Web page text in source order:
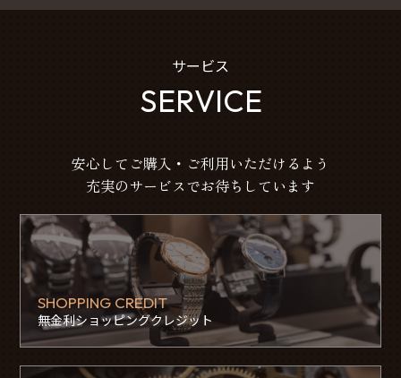
サービス
SERVICE
安心してご購入・ご利用いただけるよう
充実のサービスでお待ちしています
SHOPPING CREDIT
無金利ショッピングクレジット